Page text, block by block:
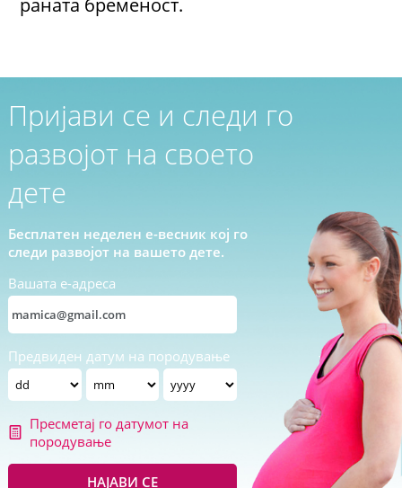
Пријави се и следи го
развојот на своето
дете
Бесплатен неделен е-весник кој го
следи развојот на вашето дете.
Вашата е-адреса
Предвиден датум на породување
Пресметај го датумот на
породување
НАЈАВИ СЕ